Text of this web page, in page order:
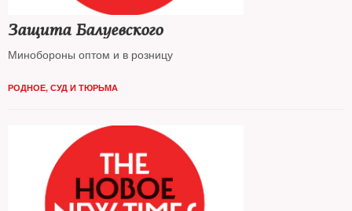
Защита Балуевского
Минобороны оптом и в розницу
РОДНОЕ, СУД И ТЮРЬМА